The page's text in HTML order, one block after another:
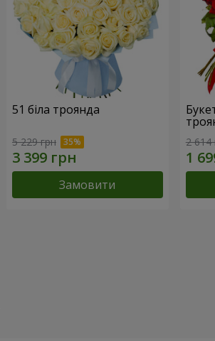
51 біла троянда
5 229 грн
Замовити
2 614